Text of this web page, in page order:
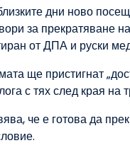
дни ново
за прекратяване
от ДПА и руски
ще пристигнат
с тях след края на
че е готова да